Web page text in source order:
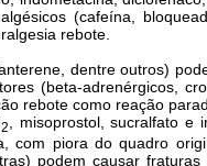
(cafeína,
rebote.
dentre outros)
(beta-adrenérgicos,
rebote como reação
2
, misoprostol, sucralfato
com piora do quadro
podem causar